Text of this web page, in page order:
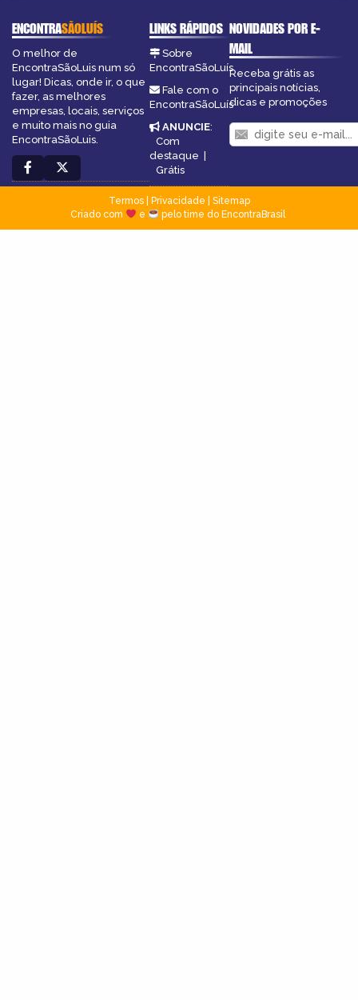
ENCONTRASÃOLUÍS
O melhor de
EncontraSãoLuis num só
lugar! Dicas, onde ir, o que
fazer, as melhores
empresas, locais, serviços
e muito mais no guia
EncontraSãoLuis.
LINKS RÁPIDOS
Sobre
EncontraSãoLuís
Fale com o
EncontraSãoLuís
ANUNCIE:
Com
destaque |
Grátis
NOVIDADES POR E-
MAIL
Receba grátis as
principais notícias,
dicas e promoções
Termos| Privacidade
Sitemap
Criado com
e pelo time do EncontraBrasil